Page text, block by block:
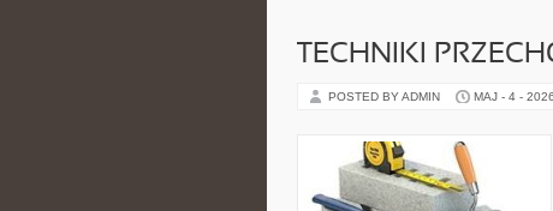
TECHNIKI
POSTED BY ADMIN MAJ - 4 - 2026